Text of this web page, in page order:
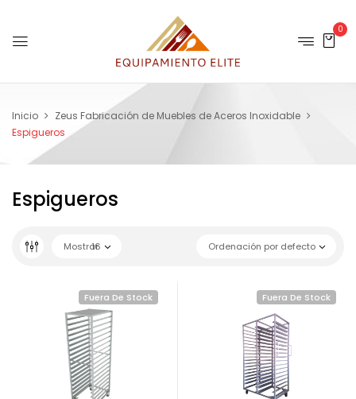
0
Inicio
Zeus Fabricación de Muebles de Aceros Inoxidable
Espigueros
Espigueros
Ordenación por defecto
Mostrar
16
Fuera De Stock Fuera De Stock